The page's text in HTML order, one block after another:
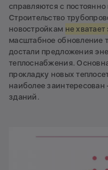
справляются с
Строительство
новостройкам не
масштабное обновление
достали предложения
теплоснабжения.
прокладку новых
наиболее
зданий.